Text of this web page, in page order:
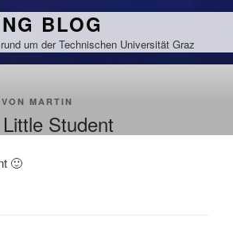
BLOG
um der Technischen Universität Graz
VON MARTIN
Student
🙂